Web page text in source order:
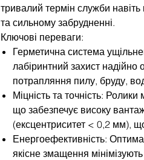
тривалий термін служби
та сильному забрудненні.
Ключові переваги:
Герметична система
лабіринтний захист надійно
потрапляння пилу, бруду,
Міцність та точність:
що забезпечує високу
(ексцентриситет < 0,2 мм),
Енергоефективність:
якісне змащення